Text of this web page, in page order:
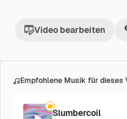
Video bearbeiten
Empfohlene Musik für dieses
Slumbercoil